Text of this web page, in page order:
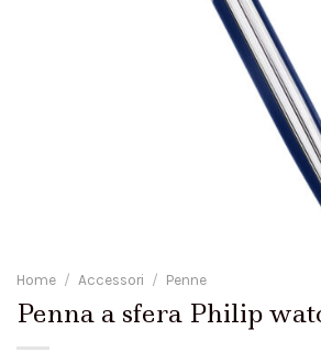
Home / Accessori / Penne
Penna a sfera Philip